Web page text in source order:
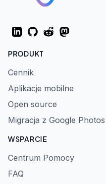
LinkedInGitHubRedditMastodon
PRODUKT
Cennik
Aplikacje mobilne
Open source
Migracja z Google Photos
WSPARCIE
Centrum Pomocy
FAQ